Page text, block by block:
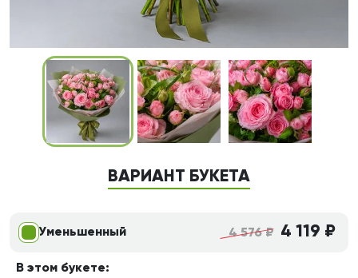
ВАРИАНТ БУКЕТА
Уменьшенный 4 576 ₽ 4 119 ₽
В этом букете: